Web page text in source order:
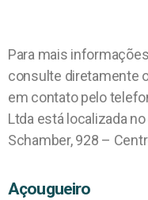
Para mais
consulte diretamente
em contato pelo
Ltda está localizada
Schamber, 928 –
Açougueiro